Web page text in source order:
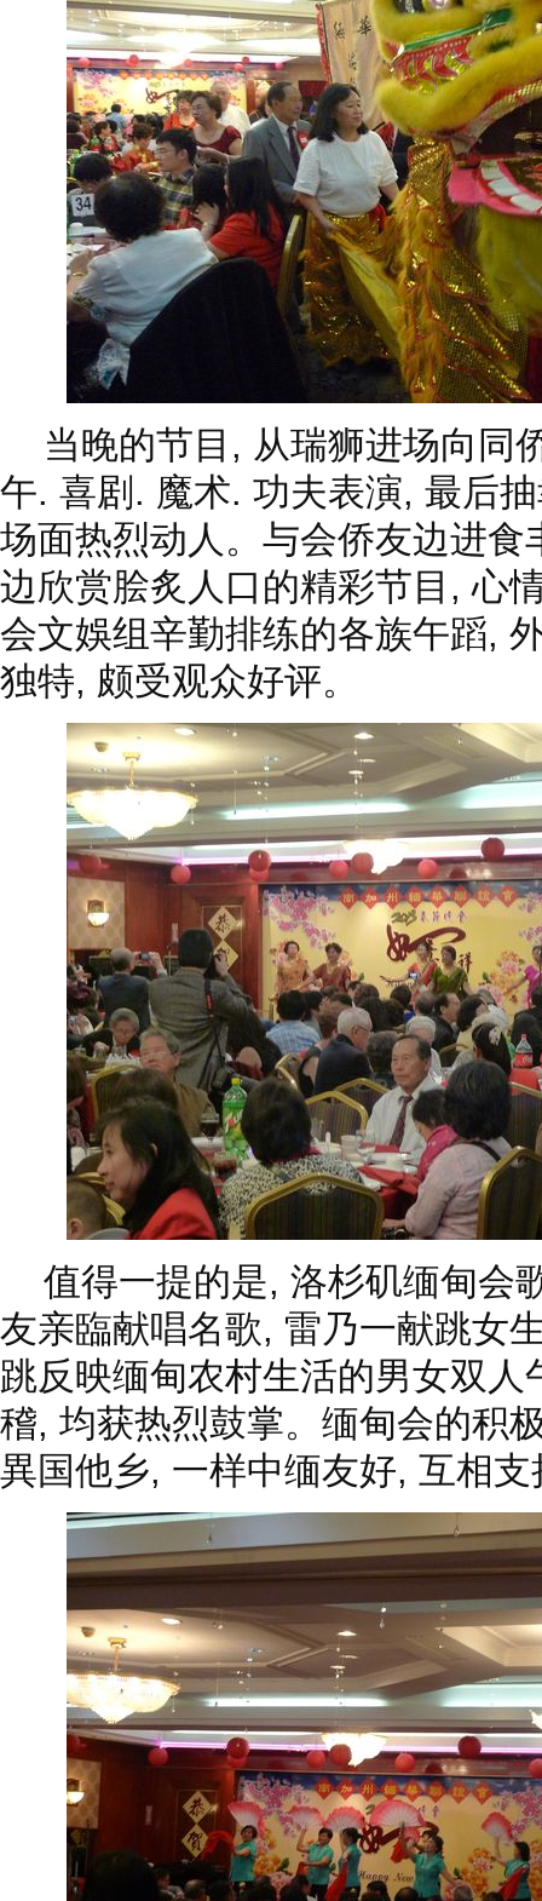
当晚的节目, 从瑞狮进场向同
午. 喜剧. 魔术. 功夫表演, 最后
场面热烈动人。与会侨友边进食
边欣赏脍炙人口的精彩节目, 心
会文娛组辛勤排练的各族午蹈,
独特, 颇受观众好评。
值得一提的是, 洛杉矶缅甸会
友亲臨献唱名歌, 雷乃一献跳女
跳反映缅甸农村生活的男女双
稽, 均获热烈鼓掌。缅甸会的积
異国他乡, 一样中缅友好, 互相